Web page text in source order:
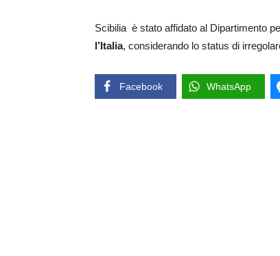
Scibilia è stato affidato al Dipartimento
l’Italia, considerando lo status di
Facebook WhatsApp